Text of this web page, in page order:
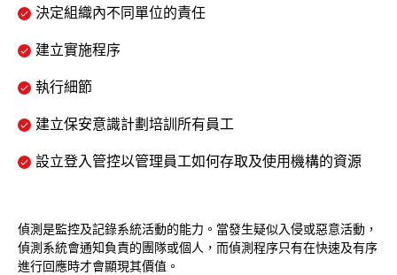
決定組織內不同單位的責任
建立實施程序
執行細節
建立保安意識計劃培訓所有員工
設立登入管控以管理員工如何存取及使用機構的資源
偵測是監控及記錄系統活動的能力。當發生疑似入侵或惡意活動，
偵測系統會通知負責的團隊或個人，而偵測程序只有在快速及有序
進行回應時才會顯現其價值。